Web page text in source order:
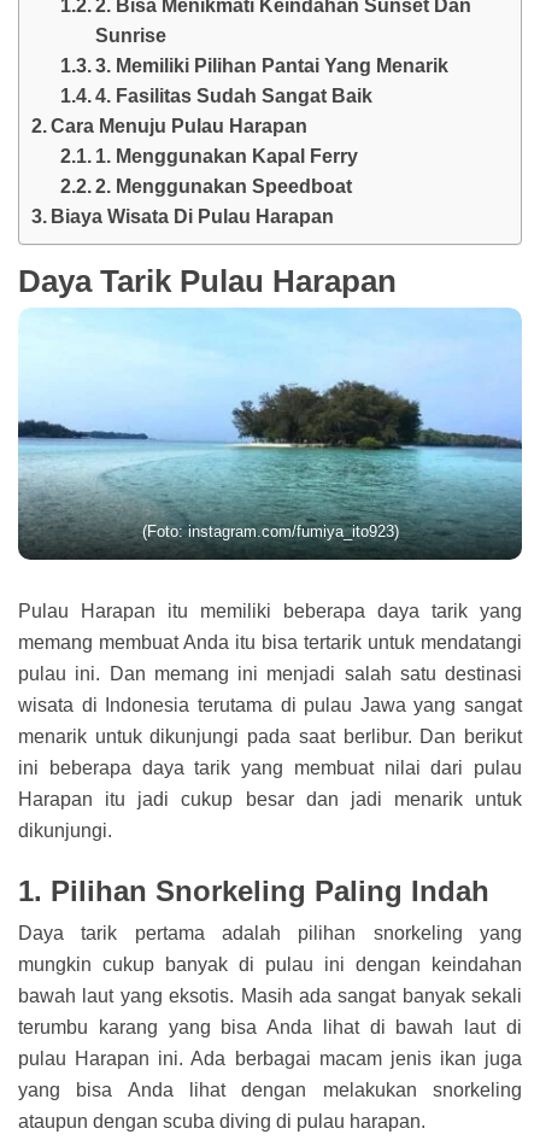
2. Bisa Menikmati Keindahan Sunset Dan
Sunrise
3. Memiliki Pilihan Pantai Yang Menarik
4. Fasilitas Sudah Sangat Baik
Cara Menuju Pulau Harapan
1. Menggunakan Kapal Ferry
2. Menggunakan Speedboat
Biaya Wisata Di Pulau Harapan
Daya Tarik Pulau Harapan
(Foto: instagram.com/fumiya_ito923)
Pulau Harapan itu memiliki beberapa daya tarik yang
memang membuat Anda itu bisa tertarik untuk mendatangi
pulau ini. Dan memang ini menjadi salah satu destinasi
wisata di Indonesia terutama di pulau Jawa yang sangat
menarik untuk dikunjungi pada saat berlibur. Dan berikut
ini beberapa daya tarik yang membuat nilai dari pulau
Harapan itu jadi cukup besar dan jadi menarik untuk
dikunjungi.
1. Pilihan Snorkeling Paling Indah
Daya tarik pertama adalah pilihan snorkeling yang
mungkin cukup banyak di pulau ini dengan keindahan
bawah laut yang eksotis. Masih ada sangat banyak sekali
terumbu karang yang bisa Anda lihat di bawah laut di
pulau Harapan ini. Ada berbagai macam jenis ikan juga
yang bisa Anda lihat dengan melakukan snorkeling
ataupun dengan scuba diving di pulau harapan.